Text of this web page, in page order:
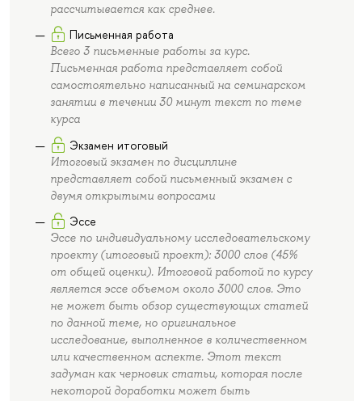
рассчитывается как среднее.
Письменная работа
Всего 3 письменные работы за курс.
Письменная работа представляет собой
самостоятельно написанный на семинарском
занятии в течении 30 минут текст по теме
курса
Экзамен итоговый
Итоговый экзамен по дисциплине
представляет собой письменный экзамен с
двумя открытыми вопросами
Эссе
Эссе по индивидуальному исследовательскому
проекту (итоговый проект): 3000 слов (45%
от общей оценки). Итоговой работой по курсу
является эссе объемом около 3000 слов. Это
не может быть обзор существующих статей
по данной теме, но оригинальное
исследование, выполненное в количественном
или качественном аспекте. Этот текст
задуман как черновик статьи, которая после
некоторой доработки может быть